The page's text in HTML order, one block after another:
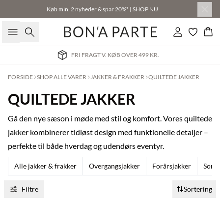
Køb min. 2 nyheder & spar 20%* | SHOP NU
Søg Log ind
LEVERING 2-3 HVERDAGE
FORSIDE SHOP ALLE VARER JAKKER & FRAKKER QUILTEDE JAKKER
QUILTEDE JAKKER
Gå den nye sæson i møde med stil og komfort. Vores quiltede
jakker kombinerer tidløst design med funktionelle detaljer –
perfekte til både hverdag og udendørs eventyr.
Alle jakker & frakker Overgangsjakker Forårsjakker
Filtre Sortering